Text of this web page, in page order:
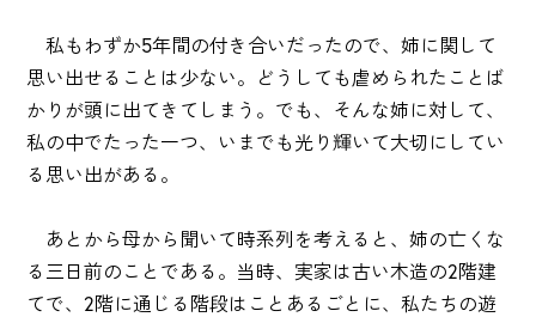
私もわずか5年間の付き合いだったので、姉に関して
思い出せることは少ない。どうしても虐められたことば
かりが頭に出てきてしまう。でも、そんな姉に対して、
私の中でたった一つ、いまでも光り輝いて大切にしてい
る思い出がある。
あとから母から聞いて時系列を考えると、姉の亡くな
る三日前のことである。当時、実家は古い木造の2階建
てで、2階に通じる階段はことあるごとに、私たちの遊